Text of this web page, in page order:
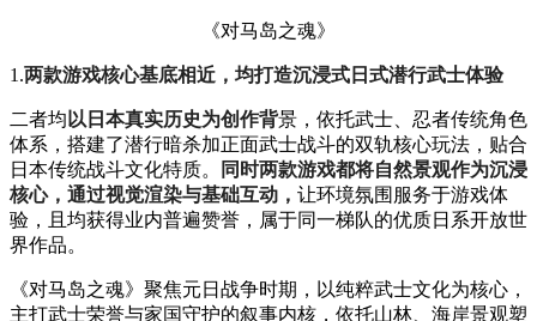
《对马岛之魂》
1.两款游戏核心基底相近，均打造沉浸式日式潜行武士体验
二者均 以日本真实历史为创作背景，依托武士、忍者传统角色
体系，搭建了潜行暗杀加正面武士战斗的双轨核心玩法，贴合
日本传统战斗文化特质。
同时两款游戏都将自然景观作为沉浸
核心，通过视觉渲染与基础互动， 让环境氛围服务于游戏体
验，且均获得业内普遍赞誉，属于同一梯队的优质日系开放世
界作品。
《对马岛之魂》聚焦元日战争时期，以纯粹武士文化为核心，
主打武士荣誉与家国守护的叙事内核，依托山林、海岸景观塑